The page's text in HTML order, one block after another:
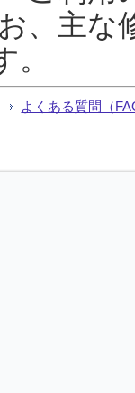
、主な
よくある質問（